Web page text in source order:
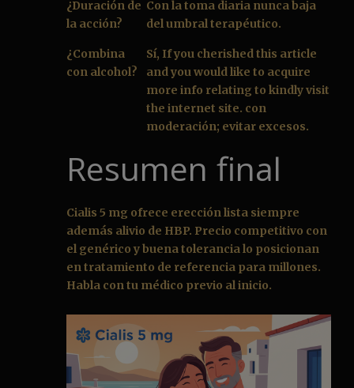
¿Duración de
la acción?
Con la toma diaria nunca baja
del umbral terapéutico.
¿Combina
con alcohol?
Sí, If you cherished this article
and you would like to acquire
more info relating to kindly visit
the internet site. con
moderación; evitar excesos.
Resumen final
Cialis 5 mg ofrece erección lista siempre
además alivio de HBP. Precio competitivo con
el genérico y buena tolerancia lo posicionan
en tratamiento de referencia para millones.
Habla con tu médico previo al inicio.